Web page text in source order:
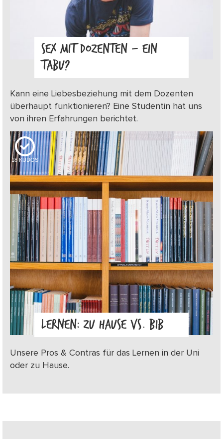
SEX MIT DOZENTEN – EIN
TABU?
Kann eine Liebesbeziehung mit dem Dozenten
überhaupt funktionieren? Eine Studentin hat uns
von ihren Erfahrungen berichtet.
18 KUDOS
LERNEN: ZU HAUSE VS. BIB
Unsere Pros & Contras für das Lernen in der Uni
oder zu Hause.